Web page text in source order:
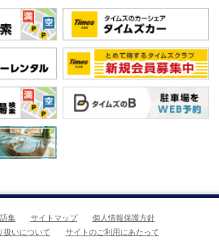
集 サイトマップ
個人情報保護方針
扱いについて
サイトのご利用にあたって